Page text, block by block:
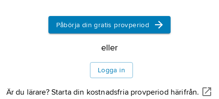
Information om artikeln
Påbörja din gratis provperiod
eller
Logga in
Är du lärare? Starta din kostnadsfria provperiod härifrån.